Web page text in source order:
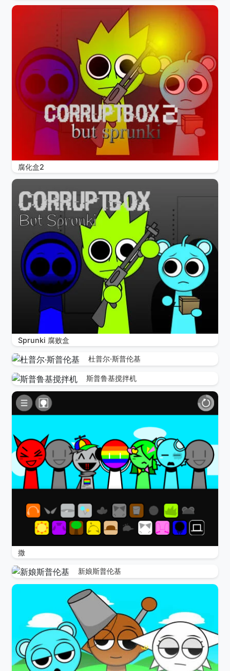
腐化盒2
Sprunki 腐败盒
杜普尔·斯普伦基
斯普鲁基搅拌机
撒
新娘斯普伦基